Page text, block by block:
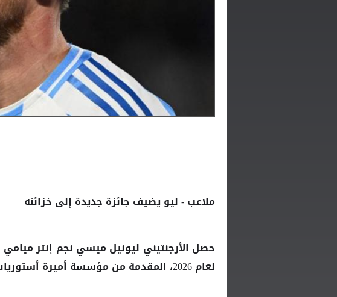
ملاعب - ليو يضيف جائزة جديدة إلى خزائنه
حصل الأرجنتيني ليونيل ميسي نجم إنتر ميامي
لعام 2026، المقدمة من مؤسسة أميرة أستورياس، وذلك قبل أيام من انطلاق المونديال.